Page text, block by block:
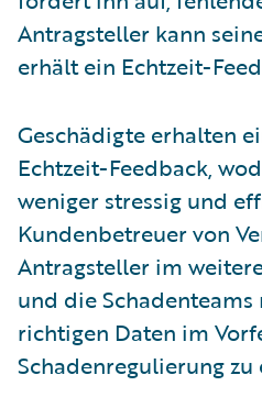
Antragsteller kann
erhält ein Echtzeit-
Geschädigte erhalten
Echtzeit-Feedback,
weniger stressig und
Kundenbetreuer von
Antragsteller im
und die
richtigen Daten im
Schadenregulierung